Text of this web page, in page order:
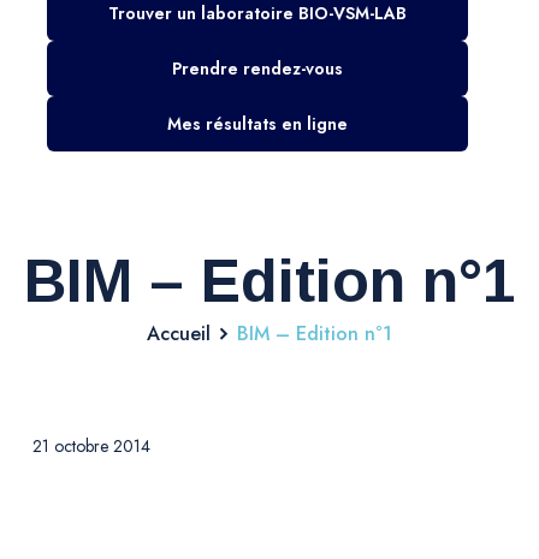
Trouver un laboratoire BIO-VSM-LAB
Prendre rendez-vous
Mes résultats en ligne
BIM – Edition n°1
Accueil BIM – Edition n°1
21 octobre 2014